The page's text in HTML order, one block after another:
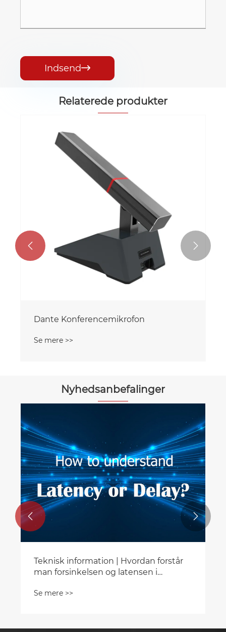
Indsend
Relaterede produkter
Dante Konferencemikrofon
Se mere >>
 
Nyhedsanbefalinger
Teknisk information | Hvordan forstår
man forsinkelsen og latensen i
Se mere >>
 